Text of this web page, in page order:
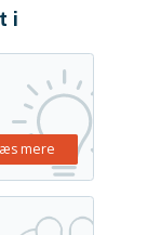
i
mere